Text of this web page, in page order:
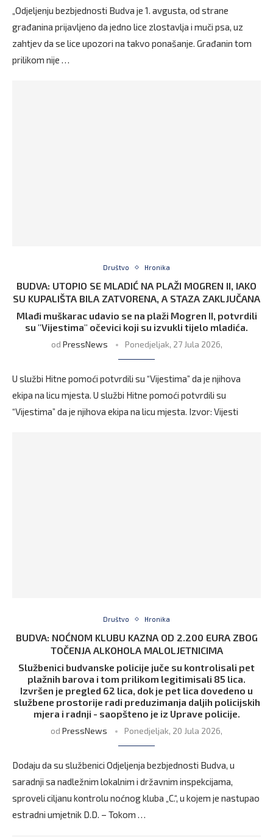
„Odjeljenju bezbjednosti Budva je 1. avgusta, od strane
građanina prijavljeno da jedno lice zlostavlja i muči psa, uz
zahtjev da se lice upozori na takvo ponašanje. Građanin tom
prilikom nije …
Društvo Hronika
BUDVA: UTOPIO SE MLADIĆ NA PLAŽI MOGREN II, IAKO
SU KUPALIŠTA BILA ZATVORENA, A STAZA ZAKLJUČANA
Mlađi muškarac udavio se na plaži Mogren II, potvrdili
su "Vijestima" očevici koji su izvukli tijelo mladića.
od PressNews Ponedjeljak, 27 Jula 2026,
U službi Hitne pomoći potvrdili su “Vijestima” da je njihova
ekipa na licu mjesta. U službi Hitne pomoći potvrdili su
“Vijestima” da je njihova ekipa na licu mjesta. Izvor: Vijesti
Društvo Hronika
BUDVA: NOĆNOM KLUBU KAZNA OD 2.200 EURA ZBOG
TOČENJA ALKOHOLA MALOLJETNICIMA
Službenici budvanske policije juče su kontrolisali pet
plažnih barova i tom prilikom legitimisali 85 lica.
Izvršen je pregled 62 lica, dok je pet lica dovedeno u
službene prostorije radi preduzimanja daljih policijskih
mjera i radnji - saopšteno je iz Uprave policije.
od PressNews Ponedjeljak, 20 Jula 2026,
Dodaju da su službenici Odjeljenja bezbjednosti Budva, u
saradnji sa nadležnim lokalnim i državnim inspekcijama,
sproveli ciljanu kontrolu noćnog kluba „C.“, u kojem je nastupao
estradni umjetnik D.D. – Tokom …